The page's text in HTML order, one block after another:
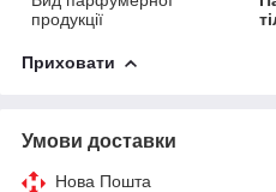
продукції
Приховати
Умови доставки
Нова Пошта